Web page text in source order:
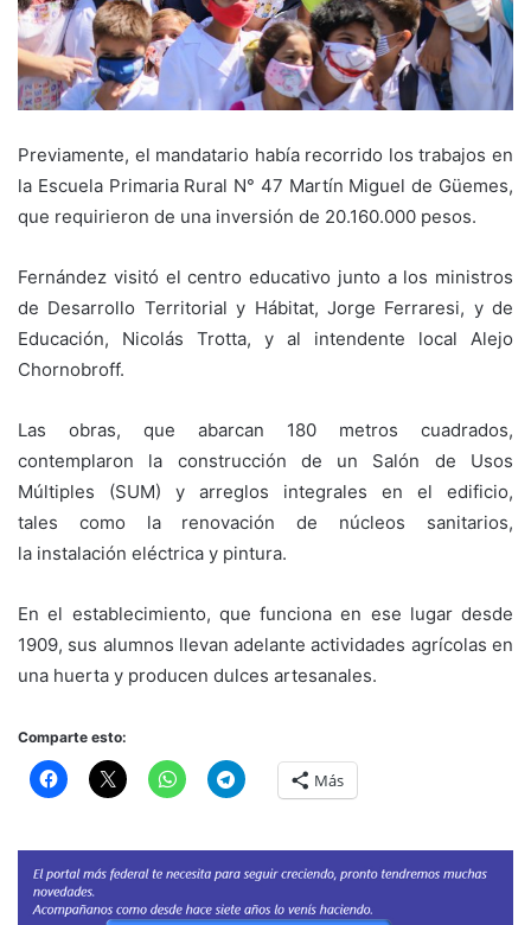
Previamente, el mandatario había recorrido los trabajos en
la Escuela Primaria Rural N° 47 Martín Miguel de Güemes,
que requirieron de una inversión de 20.160.000 pesos.
Fernández visitó el centro educativo junto a los ministros
de Desarrollo Territorial y Hábitat, Jorge Ferraresi, y de
Educación, Nicolás Trotta, y al intendente local Alejo
Chornobroff.
Las obras, que abarcan 180 metros cuadrados,
contemplaron la construcción de un Salón de Usos
Múltiples (SUM) y arreglos integrales en el edificio,
tales como la renovación de núcleos sanitarios,
la instalación eléctrica y pintura.
En el establecimiento, que funciona en ese lugar desde
1909, sus alumnos llevan adelante actividades agrícolas en
una huerta y producen dulces artesanales.
Comparte esto:
Más